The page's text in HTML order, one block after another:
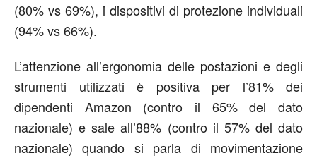
(80% vs 69%), i dispositivi di protezione individuali
(94% vs 66%).
L’attenzione all’ergonomia delle postazioni e degli
strumenti utilizzati è positiva per l’81% dei
dipendenti Amazon (contro il 65% del dato
nazionale) e sale all’88% (contro il 57% del dato
nazionale) quando si parla di movimentazione